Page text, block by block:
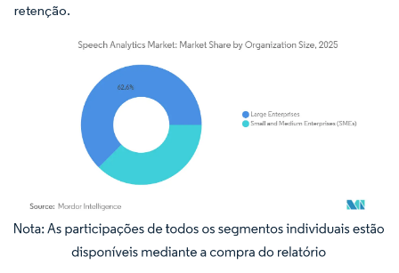
retenção.
Imagem © Mordor Intelligence. O reuso requer atribuição conforme CC BY 4.0.